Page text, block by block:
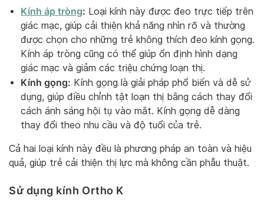
Kính áp tròng: Loại kính này được đeo trực tiếp trên
giác mạc, giúp cải thiện khả năng nhìn rõ và thường
được chọn cho những trẻ không thích đeo kính gọng.
Kính áp tròng cũng có thể giúp ổn định hình dạng
giác mạc và giảm các triệu chứng loạn thị.
Kính gọng: Kính gọng là giải pháp phổ biến và dễ sử
dụng, giúp điều chỉnh tật loạn thị bằng cách thay đổi
cách ánh sáng hội tụ vào mắt. Kính gọng dễ dàng
thay đổi theo nhu cầu và độ tuổi của trẻ.
Cả hai loại kính này đều là phương pháp an toàn và hiệu
quả, giúp trẻ cải thiện thị lực mà không cần phẫu thuật.
Sử dụng kính Ortho K